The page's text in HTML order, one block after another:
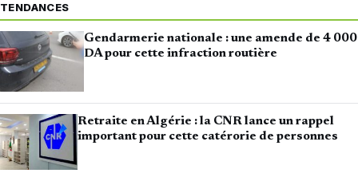
TENDANCES
Gendarmerie nationale : une amende de 4 000
DA pour cette infraction routière
Retraite en Algérie : la CNR lance un rappel
important pour cette catérorie de personnes